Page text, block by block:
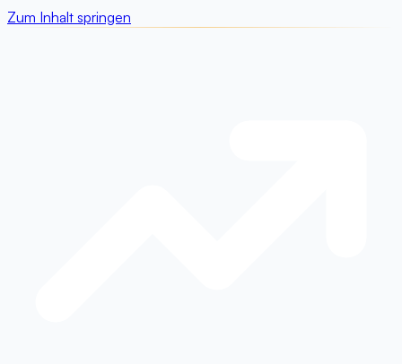
Zum Inhalt springen